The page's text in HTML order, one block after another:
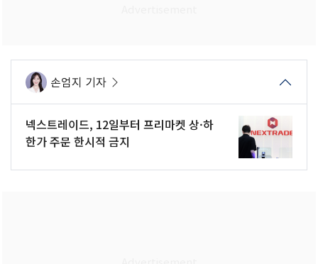
손엄지 기자
넥스트레이드, 12일부터 프리마켓 상·하
한가 주문 한시적 금지